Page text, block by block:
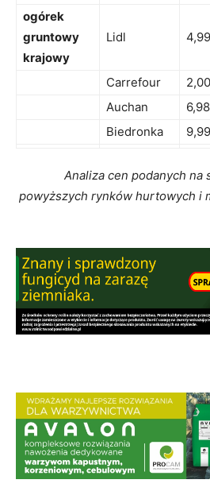
ogórek
gruntowy
krajowy
Lidl 4,99
Carrefour 2,00
Auchan
6,98
Biedronka
9,99
Analiza cen podanych
powyższych rynków hurtowych i